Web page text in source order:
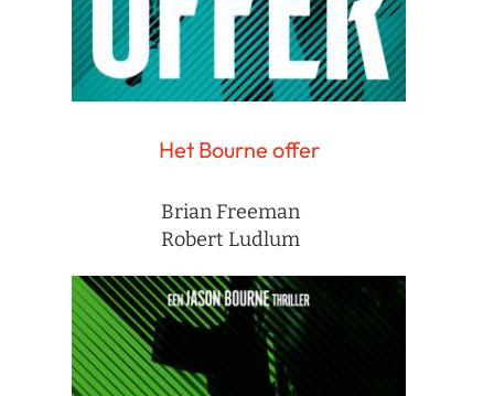
Het Bourne offer
Brian Freeman
Robert Ludlum